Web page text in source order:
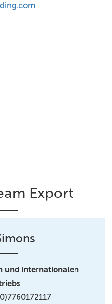
Export
und internationalen